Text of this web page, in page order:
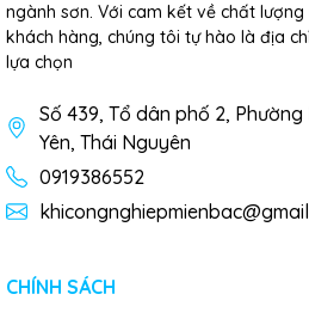
ngành sơn. Với cam kết về chất
khách hàng, chúng tôi tự hào là địa
lựa chọn
Số 439, Tổ dân phố 2,
Yên, Thái Nguyên
0919386552
CHÍNH SÁCH